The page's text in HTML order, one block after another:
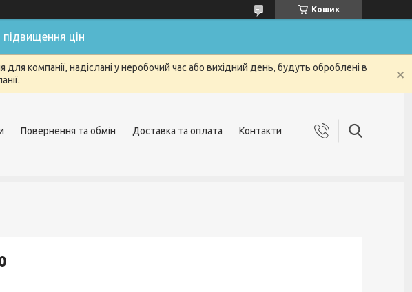
Кошик
цін
компанії, надіслані у неробочий час або вихідний день, будуть оброблені в
Повернення та обмін Доставка та оплата Контакти